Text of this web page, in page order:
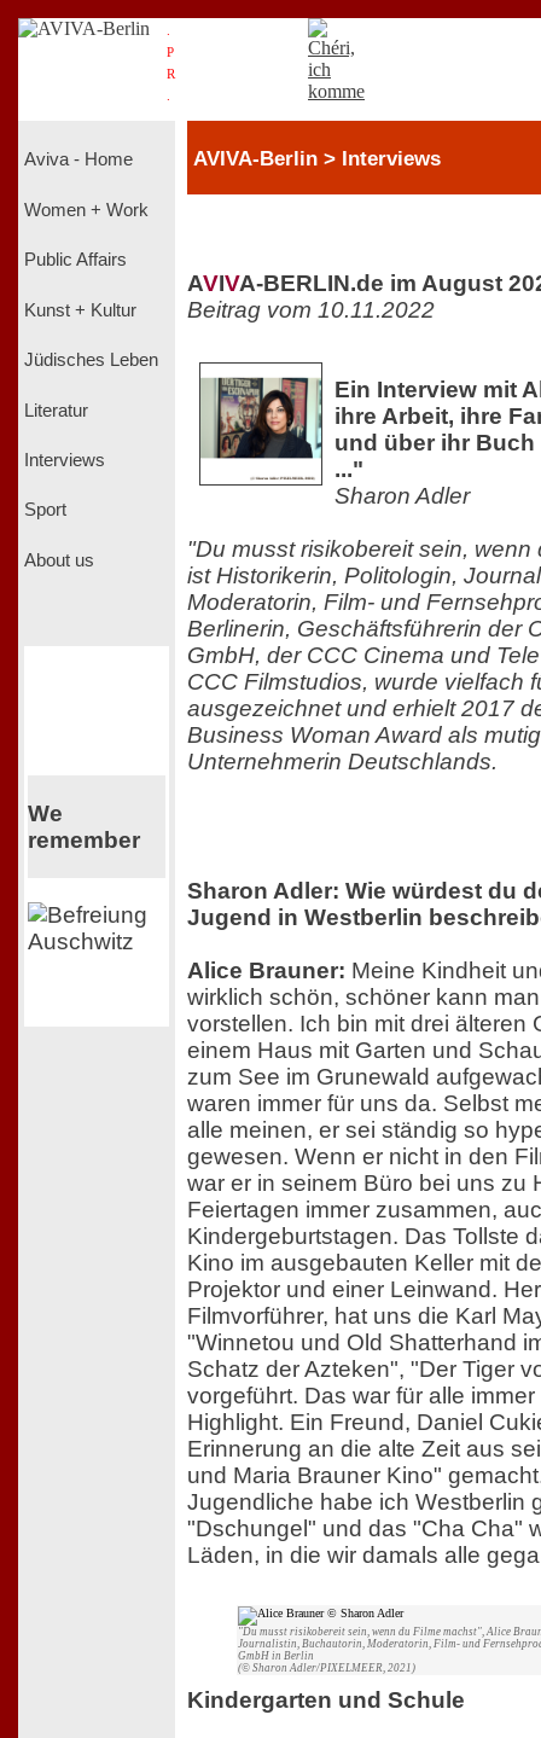
P
R
Aviva - Home
Women + Work
Public Affairs
Kunst + Kultur
Jüdisches Leben
Literatur
Interviews
Sport
About us
We
remember
AVIVA-Berlin > Interviews
AVIVA-BERLIN.de im August
Beitrag vom 10.11.2022
Ein Interview mit
ihre Arbeit, ihre
und über ihr
..."
Sharon Adler
"Du musst risikobereit sein,
ist Historikerin, Politologin,
Moderatorin, Film- und
Berlinerin, Geschäftsführerin der
GmbH, der CCC Cinema und
CCC Filmstudios, wurde vielfach
ausgezeichnet und erhielt 2017
Business Woman Award als
Unternehmerin Deutschlands.
Sharon Adler: Wie würdest du
Jugend in Westberlin
Alice Brauner: Meine Kindheit
wirklich schön, schöner kann
vorstellen. Ich bin mit drei älteren
einem Haus mit Garten und
zum See im Grunewald
waren immer für uns da. Selbst
alle meinen, er sei ständig so
gewesen. Wenn er nicht in den
war er in seinem Büro bei uns zu
Feiertagen immer zusammen,
Kindergeburtstagen. Das Tollste
Kino im ausgebauten Keller mit
Projektor und einer Leinwand.
Filmvorführer, hat uns die Karl
"Winnetou und Old Shatterhand
Schatz der Azteken", "Der Tiger
vorgeführt. Das war für alle
Highlight. Ein Freund, Daniel
Erinnerung an die alte Zeit aus
und Maria Brauner Kino"
Jugendliche habe ich Westberlin
"Dschungel" und das "Cha Cha"
Läden, in die wir damals alle
"Du musst risikobereit sein, wenn du Filme machst", Alice
Journalistin, Buchautorin, Moderatorin, Film- und
GmbH in Berlin
(© Sharon Adler/PIXELMEER, 2021)
Kindergarten und Schule